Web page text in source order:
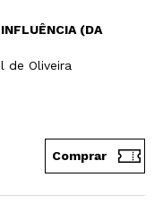
(DA
de Oliveira
Comprar